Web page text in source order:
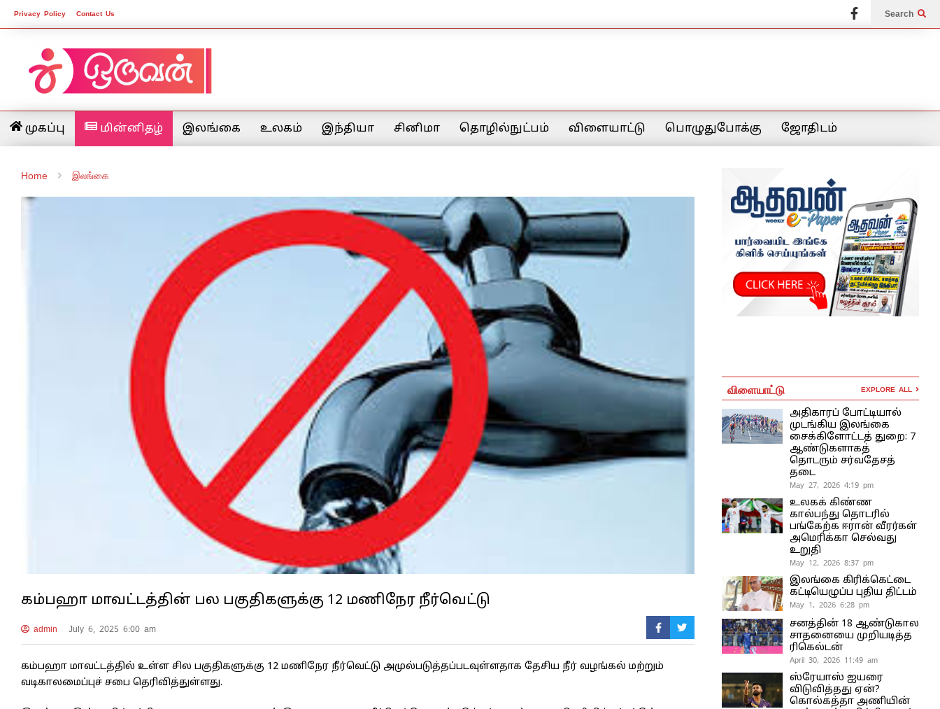
Privacy Policy Contact Us Search
முகப்பு மின்னிதழ் இலங்கை உலகம் இந்தியா சினிமா தொழில்நுட்பம் விளையாட்டு பொழுதுபோக்கு ஜோதிடம்
Home இலங்கை
கம்பஹா மாவட்டத்தின் பல பகுதிகளுக்கு 12 மணிநேர நீர்வெட்டு
admin July 6, 2025 6:00 am
கம்பஹா மாவட்டத்தில் உள்ள சில பகுதிகளுக்கு 12 மணிநேர நீர்வெட்டு அமுல்படுத்தப்படவுள்ளதாக தேசிய நீர் வழங்கல் மற்றும்
வடிகாலமைப்புச் சபை தெரிவித்துள்ளது.
விளையாட்டு EXPLORE ALL
அதிகாரப் போட்டியால்
முடங்கிய இலங்கை
சைக்கிளோட்டத் துறை: 7
ஆண்டுகளாகத்
தொடரும் சர்வதேசத்
தடை
May 27, 2026 4:19 pm
உலகக் கிண்ண
கால்பந்து தொடரில்
பங்கேற்க ஈரான் வீரர்கள்
அமெரிக்கா செல்வது
உறுதி
May 12, 2026 8:37 pm
இலங்கை கிரிக்கெட்டை
கட்டியெழுப்ப புதிய திட்டம்
May 1, 2026 6:28 pm
சனத்தின் 18 ஆண்டுகால
சாதனையை முறியடித்த
ரிகெல்டன்
April 30, 2026 11:49 am
ஸ்ரேயாஸ் ஐயரை
விடுவித்தது ஏன்?
கொல்கத்தா அணியின்